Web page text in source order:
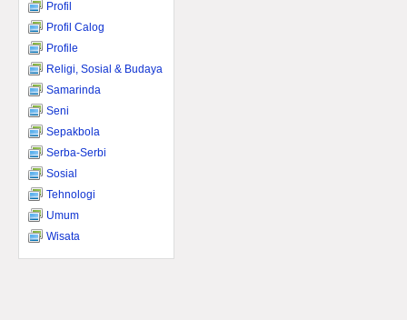
Profil
Profil Calog
Profile
Religi, Sosial & Budaya
Samarinda
Seni
Sepakbola
Serba-Serbi
Sosial
Tehnologi
Umum
Wisata